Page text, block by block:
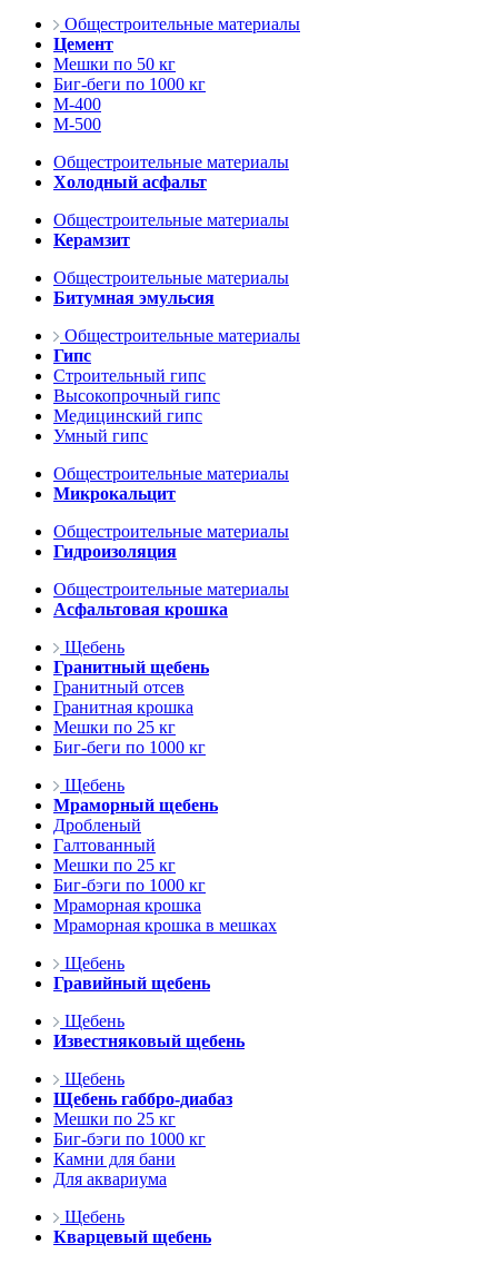
Общестроительные материалы
Цемент
Мешки по 50 кг
Биг-беги по 1000 кг
М-400
М-500
Общестроительные материалы
Холодный асфальт
Общестроительные материалы
Керамзит
Общестроительные материалы
Битумная эмульсия
Общестроительные материалы
Гипс
Строительный гипс
Высокопрочный гипс
Медицинский гипс
Умный гипс
Общестроительные материалы
Микрокальцит
Общестроительные материалы
Гидроизоляция
Общестроительные материалы
Асфальтовая крошка
Щебень
Гранитный щебень
Гранитный отсев
Гранитная крошка
Мешки по 25 кг
Биг-беги по 1000 кг
Щебень
Мраморный щебень
Дробленый
Галтованный
Мешки по 25 кг
Биг-бэги по 1000 кг
Мраморная крошка
Мраморная крошка в мешках
Щебень
Гравийный щебень
Щебень
Известняковый щебень
Щебень
Щебень габбро-диабаз
Мешки по 25 кг
Биг-бэги по 1000 кг
Камни для бани
Для аквариума
Щебень
Кварцевый щебень